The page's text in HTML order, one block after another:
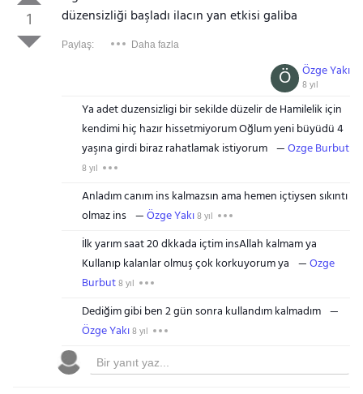
1
düzensizliği başladı ilacın yan etkisi galiba
Paylaş: Daha fazla
Özge Yakı
8 yıl
Ö
Ya adet duzensizligi bir sekilde düzelir de Hamilelik için
kendimi hiç hazır hissetmiyorum Oğlum yeni büyüdü 4
yaşına girdi biraz rahatlamak istiyorum
Ozge Burbut
8 yıl
Anladım canım ins kalmazsın ama hemen içtiysen sıkıntı
olmaz ins
Özge Yakı8 yıl
İlk yarım saat 20 dkkada içtim insAllah kalmam ya
Kullanıp kalanlar olmuş çok korkuyorum ya
Ozge
Burbut8 yıl
Dediğim gibi ben 2 gün sonra kullandım kalmadım
Özge Yakı8 yıl